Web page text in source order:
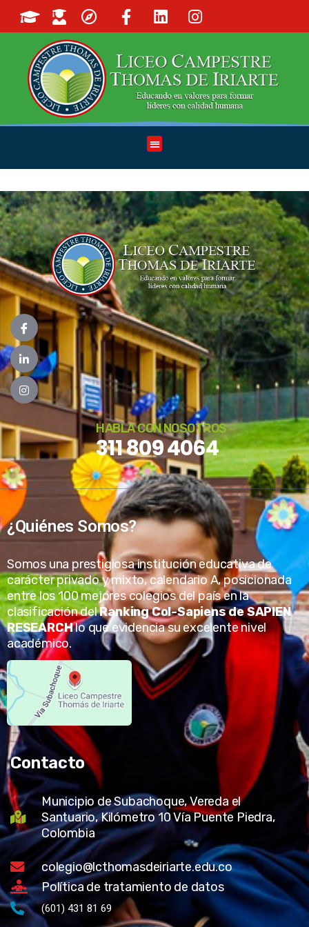
HABLA CON NOSOTROS
311 809 4064
¿Quiénes Somos?
Somos una prestigiosa institución educativa de
carácter privado y mixto, calendario A, posicionada
entre los 100 mejores colegios del país en la
clasificación delRanking Col-Sapiens de SAPIEN
RESEARCHlo que evidencia su excelente nivel
académico.
Contacto
Municipio de Subachoque, Vereda el
Santuario, Kilómetro 10 Vía Puente Piedra,
Colombia
colegio@lcthomasdeiriarte.edu.co
Política de tratamiento de datos
(601) 431 81 69